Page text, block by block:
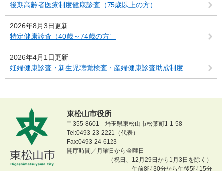
後期高齢者医療制度健康診査（75歳以上の方）
2026年8月3日更新
特定健康診査（40歳～74歳の方）
2026年4月1日更新
妊婦健康診査・新生児聴覚検査・産婦健康診査助成制度
東松山市役所
〒355-8601 埼玉県東松山市松葉町1-1-58
Tel:0493-23-2221（代表）
Fax:0493-24-6123
開庁時間／月曜日から金曜日
（祝日、12月29日から1月3日を除く）
午前8時30分から午後5時15分